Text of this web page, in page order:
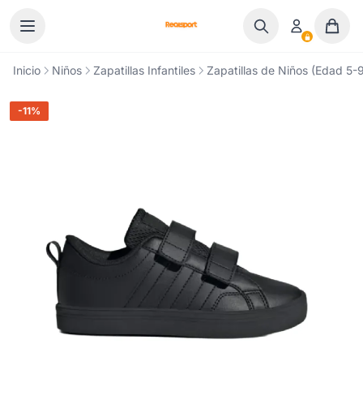
Inicio Niños Zapatillas Infantiles Zapatillas de Niños (Edad
-11%